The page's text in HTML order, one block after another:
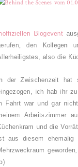
Blogevent
den Kollegen
also die
In der Zwischenzeit
ich hab ihr
Fahrt war und gar
Arbeitszimmer
und die
aus diesem ehemalig